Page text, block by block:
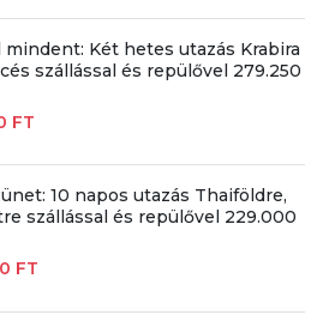
mindent: Két hetes utazás Krabira
szállással és repülővel 279.250
FT
10 napos utazás Thaiföldre,
szállással és repülővel 229.000
FT